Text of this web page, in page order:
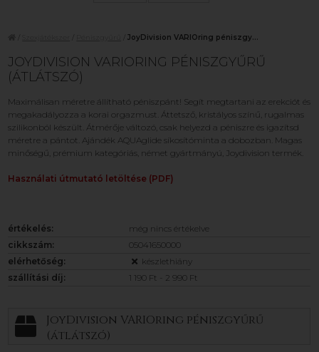
/JoyDivision VARIOring péniszgy...
JOYDIVISION VARIORING PÉNISZGYŰRŰ
(ÁTLÁTSZÓ)
Maximálisan méretre állítható péniszpánt! Segít megtartani az erekciót és
megakadályozza a korai orgazmust. Áttetsző, kristályos színű, rugalmas
szilikonból készült. Átmérője változó, csak helyezd a péniszre és igazítsd
méretre a pántot. Ajándék AQUAglide síkosítóminta a dobozban. Magas
minőségű, prémium kategóriás, német gyártmányú, Joydivision termék.
Használati útmutató letöltése (PDF)
értékelés:
még nincs értékelve
cikkszám:
05041650000
elérhetőség:
készlethiány
szállítási díj:
1 190 Ft - 2 990 Ft
JoyDivision VARIOring péniszgyűrű
(átlátszó)